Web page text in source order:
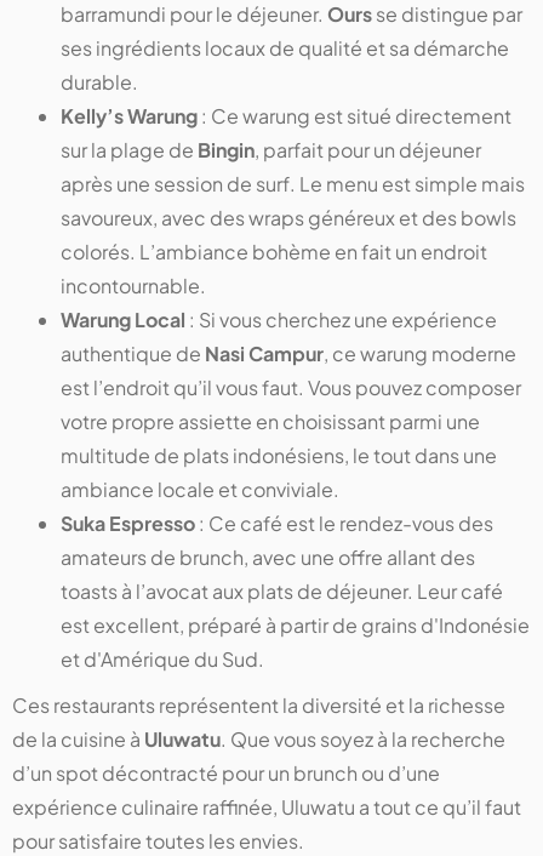
barramundi pour le déjeuner. Oursse distingue par
ses ingrédients locaux de qualité et sa démarche
durable.
Kelly’s Warung: Ce warung est situé directement
sur la plage de Bingin, parfait pour un déjeuner
après une session de surf. Le menu est simple mais
savoureux, avec des wraps généreux et des bowls
colorés. L’ambiance bohème en fait un endroit
incontournable.
Warung Local : Si vous cherchez une expérience
authentique de Nasi Campur, ce warung moderne
est l’endroit qu’il vous faut. Vous pouvez composer
votre propre assiette en choisissant parmi une
multitude de plats indonésiens, le tout dans une
ambiance locale et conviviale.
Suka Espresso: Ce café est le rendez-vous des
amateurs de brunch, avec une offre allant des
toasts à l’avocat aux plats de déjeuner. Leur café
est excellent, préparé à partir de grains d'Indonésie
et d'Amérique du Sud.
Ces restaurants représentent la diversité et la richesse
de la cuisine à Uluwatu. Que vous soyez à la recherche
d’un spot décontracté pour un brunch ou d’une
expérience culinaire raffinée, Uluwatu a tout ce qu’il faut
pour satisfaire toutes les envies.